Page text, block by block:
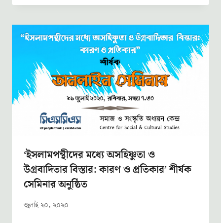
‌‘ইসলামপন্থীদের মধ্যে অসহিষ্ণুতা ও
উগ্রবাদিতার বিস্তার: কারণ ও প্রতিকার’ শীর্ষক
সেমিনার অনুষ্ঠিত
জুলাই ২০, ২০২০